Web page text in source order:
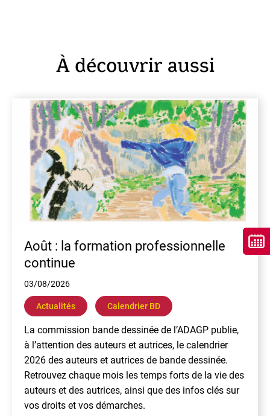
À découvrir aussi
Août : la formation professionnelle
continue
03/08/2026
Actualités Calendrier BD
La commission bande dessinée de l’ADAGP publie,
à l’attention des auteurs et autrices, le calendrier
2026 des auteurs et autrices de bande dessinée.
Retrouvez chaque mois les temps forts de la vie des
auteurs et des autrices, ainsi que des infos clés sur
vos droits et vos démarches.